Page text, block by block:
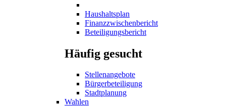
Haushaltsplan
Finanzzwischenbericht
Beteiligungsbericht
Häufig gesucht
Stellenangebote
Bürgerbeteiligung
Stadtplanung
Wahlen